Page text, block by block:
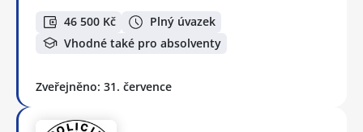
46 500 Kč
Plný úvazek
Vhodné také pro absolventy
Zveřejněno: 31. července